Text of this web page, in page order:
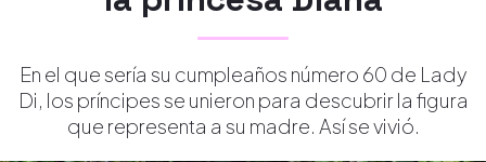
En el que sería su cumpleaños número 60 de Lady
Di, los príncipes se unieron para descubrir la figura
que representa a su madre. Así se vivió.